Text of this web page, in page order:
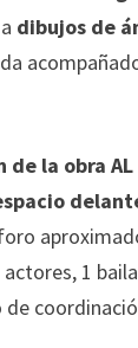
dibujos de
la obra AL
1